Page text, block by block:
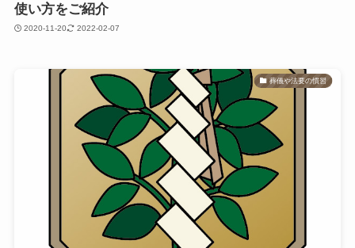
使い方をご紹介
2020-11-20 2022-02-07
葬儀や法要の慣習